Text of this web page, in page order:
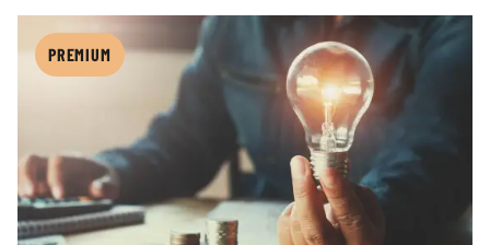
dvěma velkými výzvami v podobě covidové pandemie
a stagflace sice celkově small caps nestačily na large
caps, nicméně small caps z USA a rozvíjejících se trhů
značně překonaly evropské a japonské small caps. K
dispozici je bohatý výběr příslušných fondů i ETF
zaměřených buď globálně, nebo na různé regiony.
PREMIUM